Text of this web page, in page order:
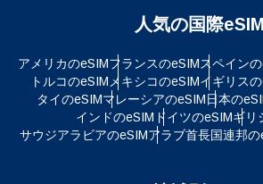
人気の国際eSIM
アメリカのeSIMフランスのeSIMスペイン
トルコのeSIM メキシコのeSIMイギリス
タイのeSIMマレーシアのeSIM日本の
インドのeSIM ドイツのeSIMギリ
サウジアラビアのeSIMアラブ首長国連邦の